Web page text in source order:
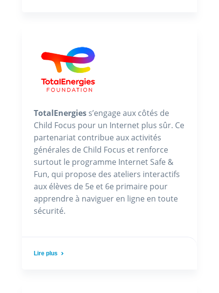
TotalEnergies s’engage aux côtés de
Child Focus pour un Internet plus sûr. Ce
partenariat contribue aux activités
générales de Child Focus et renforce
surtout le programme Internet Safe &
Fun, qui propose des ateliers interactifs
aux élèves de 5e et 6e primaire pour
apprendre à naviguer en ligne en toute
sécurité.
Lire plus